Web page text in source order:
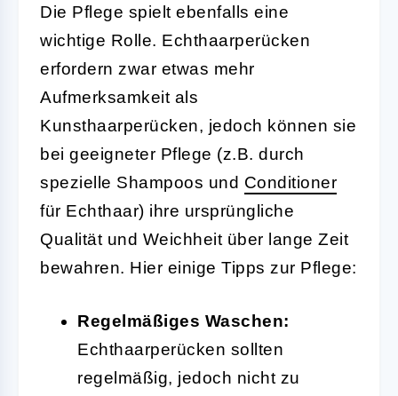
Die Pflege spielt ebenfalls eine
wichtige Rolle. Echthaarperücken
erfordern zwar etwas mehr
Aufmerksamkeit als
Kunsthaarperücken, jedoch können sie
bei geeigneter Pflege (z.B. durch
spezielle Shampoos und Conditioner
für Echthaar) ihre ursprüngliche
Qualität und Weichheit über lange Zeit
bewahren. Hier einige Tipps zur Pflege:
Regelmäßiges Waschen:
Echthaarperücken sollten
regelmäßig, jedoch nicht zu